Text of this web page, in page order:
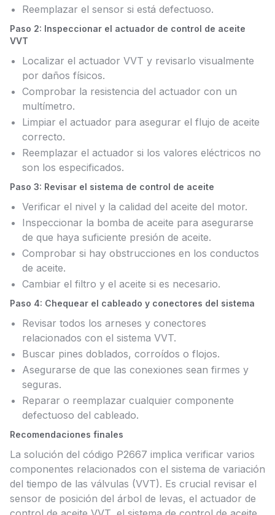
Reemplazar el sensor si está defectuoso.
Paso 2: Inspeccionar el actuador de control de aceite
VVT
Localizar el actuador VVT y revisarlo visualmente
por daños físicos.
Comprobar la resistencia del actuador con un
multímetro.
Limpiar el actuador para asegurar el flujo de aceite
correcto.
Reemplazar el actuador si los valores eléctricos no
son los especificados.
Paso 3: Revisar el sistema de control de aceite
Verificar el nivel y la calidad del aceite del motor.
Inspeccionar la bomba de aceite para asegurarse
de que haya suficiente presión de aceite.
Comprobar si hay obstrucciones en los conductos
de aceite.
Cambiar el filtro y el aceite si es necesario.
Paso 4: Chequear el cableado y conectores del sistema
Revisar todos los arneses y conectores
relacionados con el sistema VVT.
Buscar pines doblados, corroídos o flojos.
Asegurarse de que las conexiones sean firmes y
seguras.
Reparar o reemplazar cualquier componente
defectuoso del cableado.
Recomendaciones finales
La solución del código P2667 implica verificar varios
componentes relacionados con el sistema de variación
del tiempo de las válvulas (VVT). Es crucial revisar el
sensor de posición del árbol de levas, el actuador de